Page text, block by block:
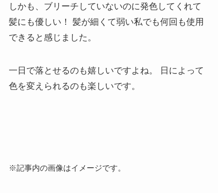
しかも、ブリーチしていないのに発色してくれて
髪にも優しい！
髪が細くて弱い私でも何回も使用
できると感じました。
一日で落とせるのも嬉しいですよね。
日によって
色を変えられるのも楽しいです。
※記事内の画像はイメージです。